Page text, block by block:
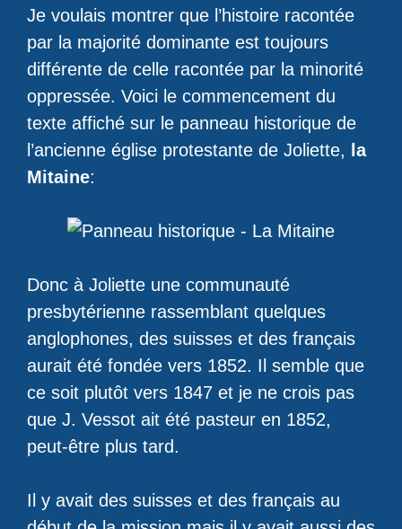
Je voulais montrer que l’histoire racontée
par la majorité dominante est toujours
différente de celle racontée par la minorité
oppressée. Voici le commencement du
texte affiché sur le panneau historique de
l’ancienne église protestante de Joliette,
la
Mitaine:
Donc à Joliette une communauté
presbytérienne rassemblant quelques
anglophones, des suisses et des français
aurait été fondée vers 1852. Il semble que
ce soit plutôt vers 1847 et je ne crois pas
que J. Vessot ait été pasteur en 1852,
peut-être plus tard.
Il y avait des suisses et des français au